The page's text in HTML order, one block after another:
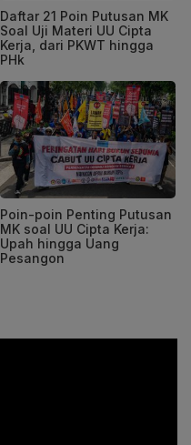
Daftar 21 Poin Putusan MK
Soal Uji Materi UU Cipta
Kerja, dari PKWT hingga
PHk
⁠⁠Poin-poin Penting Putusan
MK soal UU Cipta Kerja:
Upah hingga Uang
Pesangon